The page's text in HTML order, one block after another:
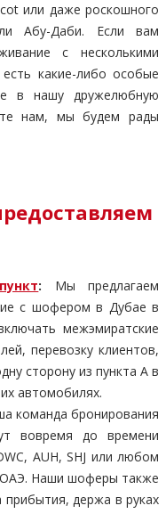
или даже роскошного
Абу-Даби. Если вам
с несколькими
какие-либо особые
в нашу дружелюбную
нам, мы будем рады
: Мы предлагаем
с шофером в Дубае в
межэмиратские
перевозку клиентов,
сторону из пункта А в
автомобилях.
команда бронирования
вовремя до времени
AUH, SHJ или любом
ОАЭ. Наши шоферы также
прибытия, держа в руках